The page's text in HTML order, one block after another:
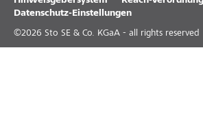
Datenschutz-Einstellungen
©2026 Sto SE & Co. KGaA - all rights reserved